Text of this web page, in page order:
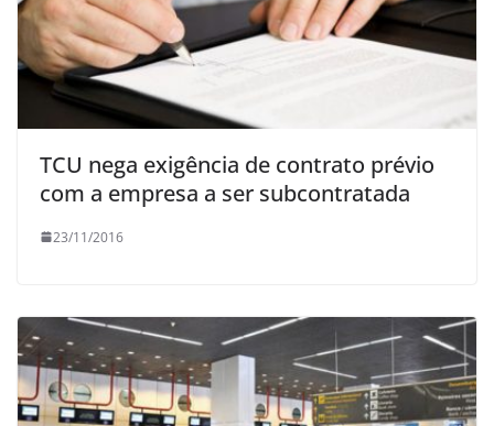
TCU nega exigência de contrato prévio
com a empresa a ser subcontratada
23/11/2016